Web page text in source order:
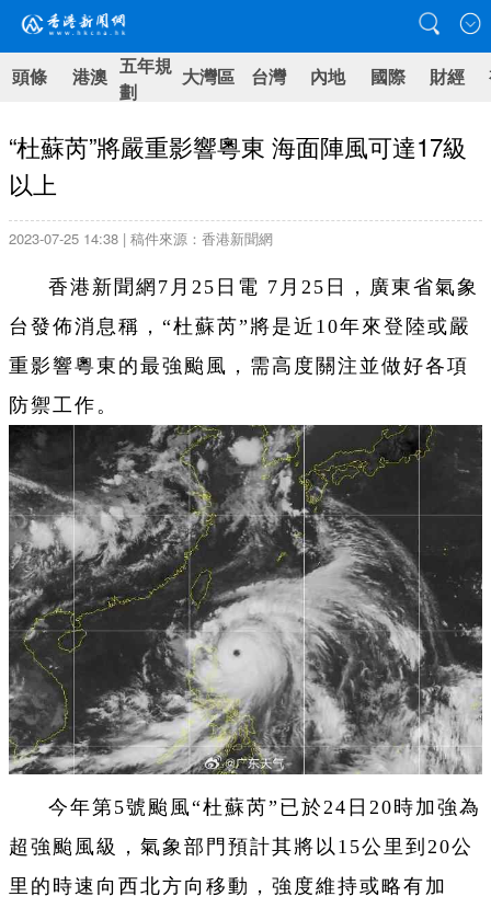
頭條 港澳 五年規
劃
大灣區 台灣 內地 國際 財經
“杜蘇芮”將嚴重影響粵東 海面陣風可達17級
以上
2023-07-25 14:38 | 稿件來源：香港新聞網
香港新聞網7月25日電 7月25日，廣東省氣象
台發佈消息稱，“杜蘇芮”將是近10年來登陸或嚴
重影響粵東的最強颱風，需高度關注並做好各項
防禦工作。
今年第5號颱風“杜蘇芮”已於24日20時加強為
超強颱風級，氣象部門預計其將以15公里到20公
里的時速向西北方向移動，強度維持或略有加